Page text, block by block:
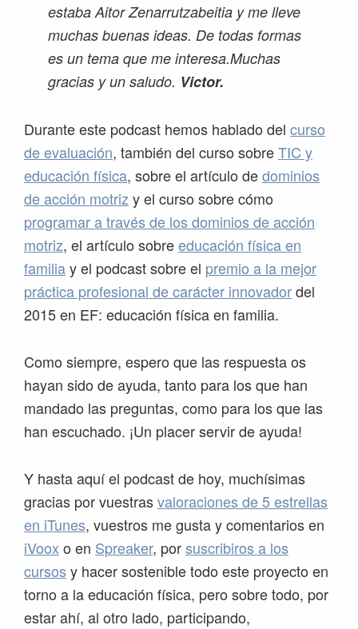
estaba Aitor Zenarrutzabeitia y me lleve
muchas buenas ideas. De todas formas
es un tema que me interesa.Muchas
gracias y un saludo. Victor.
Durante este podcast hemos hablado del curso
de evaluación, también del curso sobreTIC y
educación física, sobre el artículo dedominios
de acción motriz y el curso sobre cómo
programar a través de los dominios de acción
motriz, el artículo sobreeducación física en
familiay el podcast sobre el premio a la mejor
práctica profesional de carácter innovadordel
2015 en EF: educación física en familia.
Como siempre, espero que las respuesta os
hayan sido de ayuda, tanto para los que han
mandado las preguntas, como para los que las
han escuchado. ¡Un placer servir de ayuda!
Y hasta aquí el podcast de hoy, muchísimas
gracias por vuestrasvaloraciones de 5 estrellas
en iTunes, vuestros me gusta y comentarios en
iVoox o en Spreaker, porsuscribiros a los
cursos y hacer sostenible todo este proyecto en
torno a la educación física, pero sobre todo, por
estar ahí, al otro lado, participando,